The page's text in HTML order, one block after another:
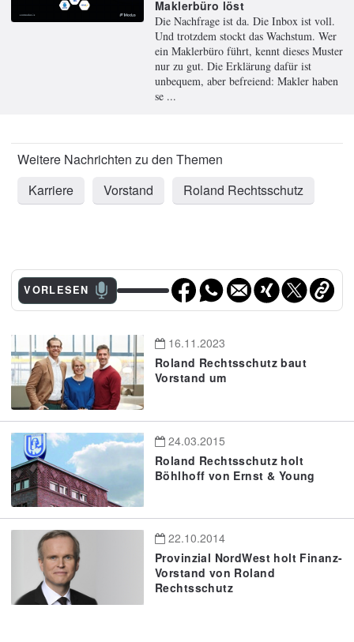
Maklerbüro löst
Die Nachfrage ist da. Die Inbox ist voll.
Und trotzdem stockt das Wachstum. Wer
ein Maklerbüro führt, kennt dieses Muster
nur zu gut. Die Erklärung dafür ist
unbequem, aber befreiend: Makler haben
se ...
Karriere Vorstand Roland Rechtsschutz
VORLESEN
16.11.2023
Roland Rechtsschutz baut
Vorstand um
24.03.2015
Roland Rechtsschutz holt
Böhlhoff von Ernst & Young
22.10.2014
Provinzial NordWest holt Finanz-
Vorstand von Roland
Rechtsschutz